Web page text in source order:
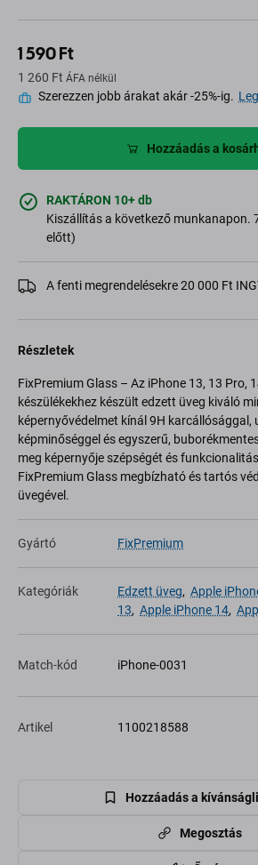
1 590 Ft
1 260 Ft ÁFA nélkül
Szerezzen jobb árakat akár -25%-ig.
Hozzáadás a
RAKTÁRON 10+ db
Kiszállítás a következő munkanapon.
előtt)
A fenti megrendelésekre 20 000 Ft
Részletek
FixPremium Glass – Az iPhone 13, 13 Pro,
készülékekhez készült edzett üveg kiváló
képernyővédelmet kínál 9H karcállósággal,
képminőséggel és egyszerű,
meg képernyője szépségét és
FixPremium Glass megbízható és tartós
üvegével.
Gyártó FixPremium
Kategóriák Edzett üveg, Apple
13, Apple iPhone 14,
Match-kód iPhone-0031
Artikel 1100218588
Hozzáadás a
Megosztás